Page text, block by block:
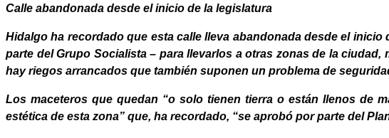
Calle abandonada desde el inicio de la legislatura
Hidalgo ha recordado que esta calle lleva abandonada desde el
parte del Grupo Socialista – para llevarlos a otras zonas de la
hay riegos arrancados que también suponen un problema de
Los maceteros que quedan “o solo tienen tierra o están llenos de
estética de esta zona” que, ha recordado, “se aprobó por parte del